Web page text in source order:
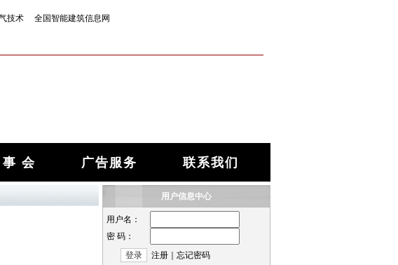
技术
全国智能建筑信息网
会 广告服务 联系我们
用户信息中心
用户名：
密 码：
注册 ｜ 忘记密码